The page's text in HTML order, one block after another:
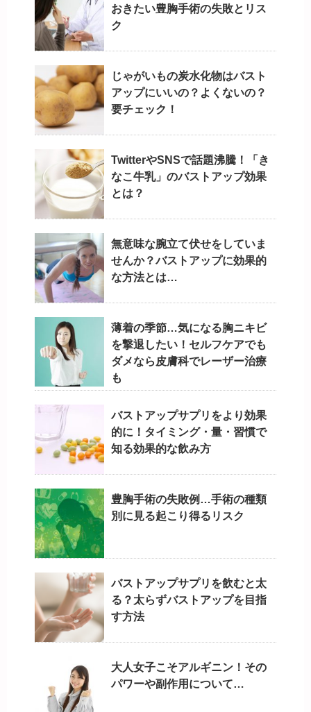
おきたい豊胸手術の失敗とリス
ク
じゃがいもの炭水化物はバスト
アップにいいの？よくないの？
要チェック！
TwitterやSNSで話題沸騰！「き
なこ牛乳」のバストアップ効果
とは？
無意味な腕立て伏せをしていま
せんか？バストアップに効果的
な方法とは…
薄着の季節…気になる胸ニキビ
を撃退したい！セルフケアでも
ダメなら皮膚科でレーザー治療
も
バストアップサプリをより効果
的に！タイミング・量・習慣で
知る効果的な飲み方
豊胸手術の失敗例…手術の種類
別に見る起こり得るリスク
バストアップサプリを飲むと太
る？太らずバストアップを目指
す方法
大人女子こそアルギニン！その
パワーや副作用について…